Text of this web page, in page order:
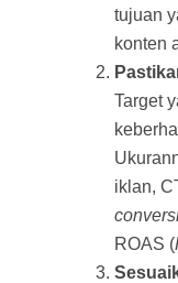
tujuan
konten
Target
iklan,
ROAS (